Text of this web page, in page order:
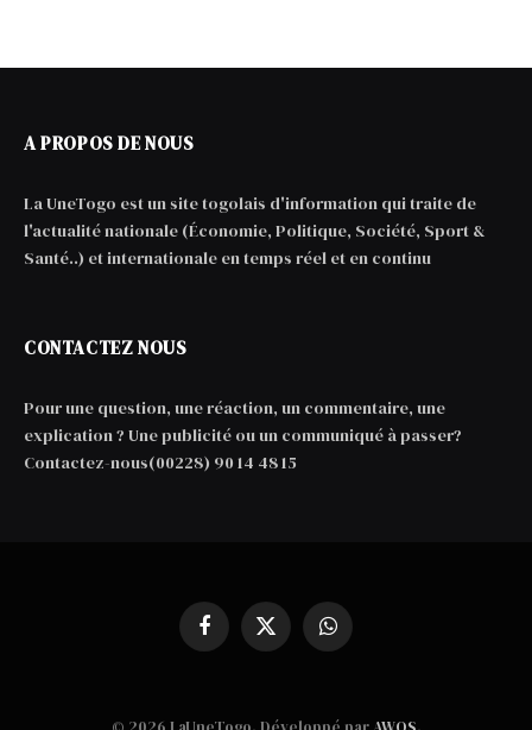
A PROPOS DE NOUS
La UneTogo est un site togolais d'information qui traite de
l'actualité nationale (Économie, Politique, Société, Sport &
Santé..) et internationale en temps réel et en continu
CONTACTEZ NOUS
Pour une question, une réaction, un commentaire, une
explication ? Une publicité ou un communiqué à passer?
Contactez-nous(00228) 90 14 48 15
Facebook
X
WhatsApp